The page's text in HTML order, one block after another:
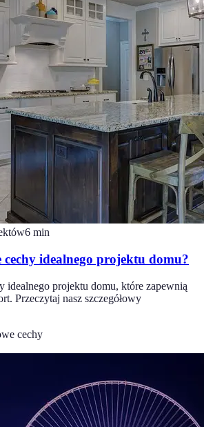
6 min
cechy idealnego projektu domu?
idealnego projektu domu, które zapewnią
Przeczytaj nasz szczegółowy
cechy